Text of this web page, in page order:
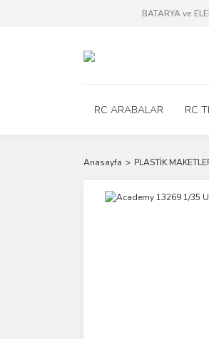
BATARYA ve
RC ARABALAR RC
Anasayfa PLASTİK